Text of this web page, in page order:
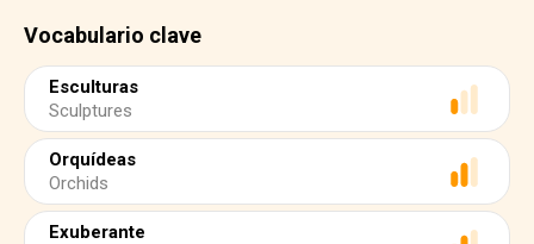
Vocabulario clave
Esculturas
Sculptures
Orquídeas
Orchids
Exuberante